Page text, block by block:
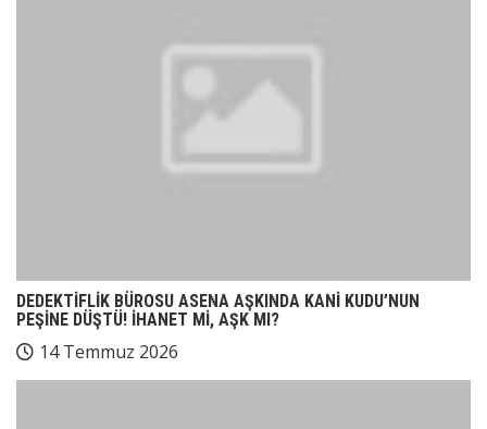
DEDEKTİFLİK BÜROSU ASENA AŞKINDA KANİ KUDU’NUN
PEŞİNE DÜŞTÜ! İHANET Mİ, AŞK MI?
14 Temmuz 2026